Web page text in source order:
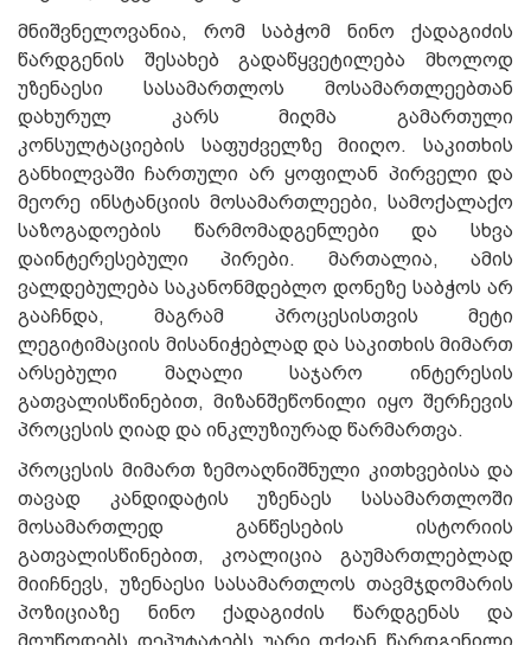
მნიშვნელოვანია, რომ საბჭომ ნინო ქადაგიძის
წარდგენის შესახებ გადაწყვეტილება მხოლოდ
უზენაესი სასამართლოს მოსამართლეებთან
დახურულ კარს მიღმა გამართული
კონსულტაციების საფუძველზე მიიღო. საკითხის
განხილვაში ჩართული არ ყოფილან პირველი და
მეორე ინსტანციის მოსამართლეები, სამოქალაქო
საზოგადოების წარმომადგენლები და სხვა
დაინტერესებული პირები. მართალია, ამის
ვალდებულება საკანონმდებლო დონეზე საბჭოს არ
გააჩნდა, მაგრამ პროცესისთვის მეტი
ლეგიტიმაციის მისანიჭებლად და საკითხის მიმართ
არსებული მაღალი საჯარო ინტერესის
გათვალისწინებით, მიზანშეწონილი იყო შერჩევის
პროცესის ღიად და ინკლუზიურად წარმართვა.
პროცესის მიმართ ზემოაღნიშნული კითხვებისა და
თავად კანდიდატის უზენაეს სასამართლოში
მოსამართლედ განწესების ისტორიის
გათვალისწინებით, კოალიცია გაუმართლებლად
მიიჩნევს, უზენაესი სასამართლოს თავმჯდომარის
პოზიციაზე ნინო ქადაგიძის წარდგენას და
მოუწოდებს დეპუტატებს უარი თქვან წარდგენილი